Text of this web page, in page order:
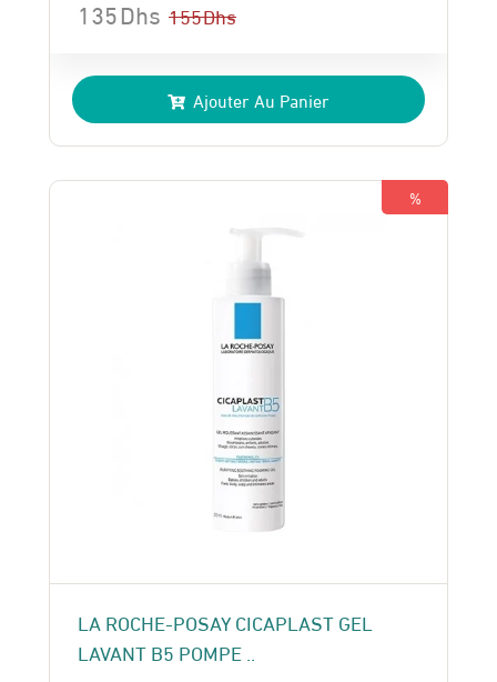
155Dhs
prix
initial
était :
155 Dhs.
135Dhs
prix
actuel
est :
135 Dhs.
Ajouter Au Panier
%
LA ROCHE-POSAY CICAPLAST GEL
LAVANT B5 POMPE ..